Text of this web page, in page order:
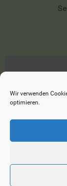
Wir verwenden
optimieren.
©